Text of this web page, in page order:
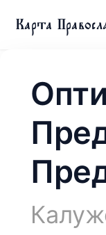
Карта